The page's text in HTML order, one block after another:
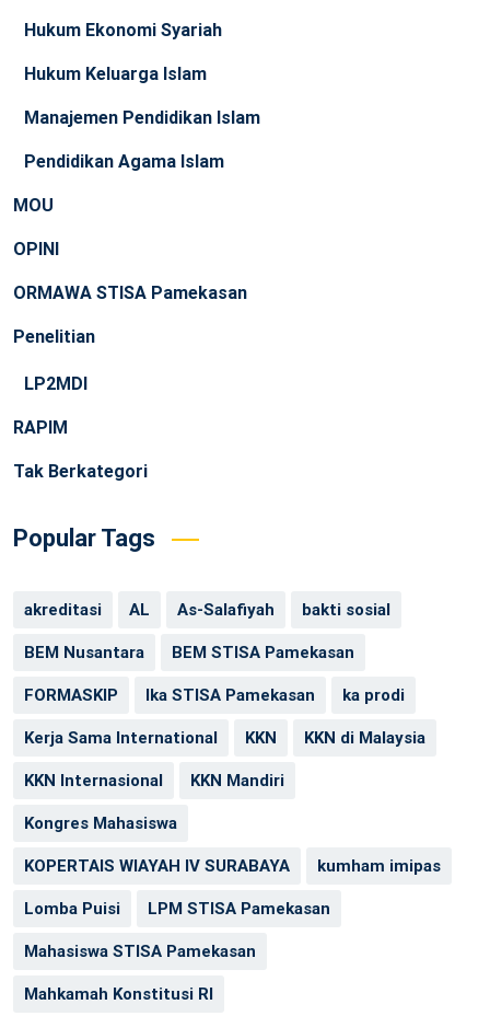
Hukum Ekonomi Syariah
Hukum Keluarga Islam
Manajemen Pendidikan Islam
Pendidikan Agama Islam
MOU
OPINI
ORMAWA STISA Pamekasan
Penelitian
LP2MDI
RAPIM
Tak Berkategori
Popular Tags
akreditasi AL As-Salafiyah bakti sosial
BEM Nusantara BEM STISA Pamekasan
FORMASKIP Ika STISA Pamekasan ka prodi
Kerja Sama International KKN KKN di Malaysia
KKN Internasional KKN Mandiri
Kongres Mahasiswa
KOPERTAIS WIAYAH IV SURABAYA kumham imipas
Lomba Puisi LPM STISA Pamekasan
Mahasiswa STISA Pamekasan
Mahkamah Konstitusi RI